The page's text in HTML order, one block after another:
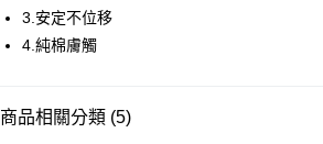
全家取貨付款
每筆NT$80，滿NT$1,000(含以上)免運費
每筆NT$80，滿NT$1,000(含以上)免運費
3.安定不位移
4.純棉膚觸
商品相關分類 (5)